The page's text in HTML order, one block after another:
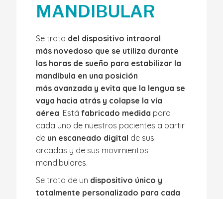
MANDIBULAR
Se trata del dispositivo intraoral
más novedoso que se utiliza durante
las horas de sueño para estabilizar la
mandíbula en una posición
más avanzada y evita que la lengua se
vaya hacia atrás y colapse la vía
aérea. Está fabricado medida para
cada uno de nuestros pacientes a partir
de un escaneado digital de sus
arcadas y de sus movimientos
mandibulares.
Se trata de un dispositivo único y
totalmente personalizado para cada